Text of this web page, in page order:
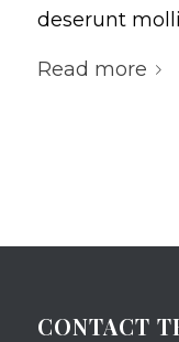
deserunt
Read more
CONTACT